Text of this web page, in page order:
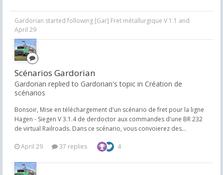
Gardorian started following [Gar] Fret métallurgique V 1.1 and
April 29
Scénarios Gardorian
Gardorian replied to Gardorian's topic in Création de
scénarios
Bonsoir, Mise en téléchargement d'un scénario de fret pour la ligne
Hagen - Siegen V 3.1.4 de derdoctor aux commandes d'une BR 232
de virtual Railroads. Dans ce scénario, vous convoierez des...
April 29 37 replies 4